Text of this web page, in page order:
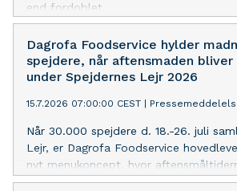
end fordoblet.
Dagrofa Foodservice hylder
spejdere, når aftensmaden
under Spejdernes Lejr 2026
15.7.2026 07:00:00 CEST
Når 30.000 spejdere d. 18.-26. juli
Lejr, er Dagrofa Foodservice
nyt menukoncept, hvor
gang er 100% vegetariske. Til